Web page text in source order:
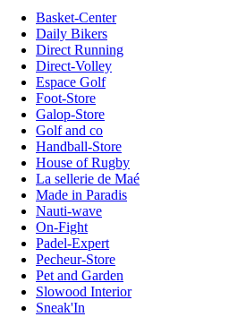
Basket-Center
Daily Bikers
Direct Running
Direct-Volley
Espace Golf
Foot-Store
Galop-Store
Golf and co
Handball-Store
House of Rugby
La sellerie de Maé
Made in Paradis
Nauti-wave
On-Fight
Padel-Expert
Pecheur-Store
Pet and Garden
Slowood Interior
Sneak'In